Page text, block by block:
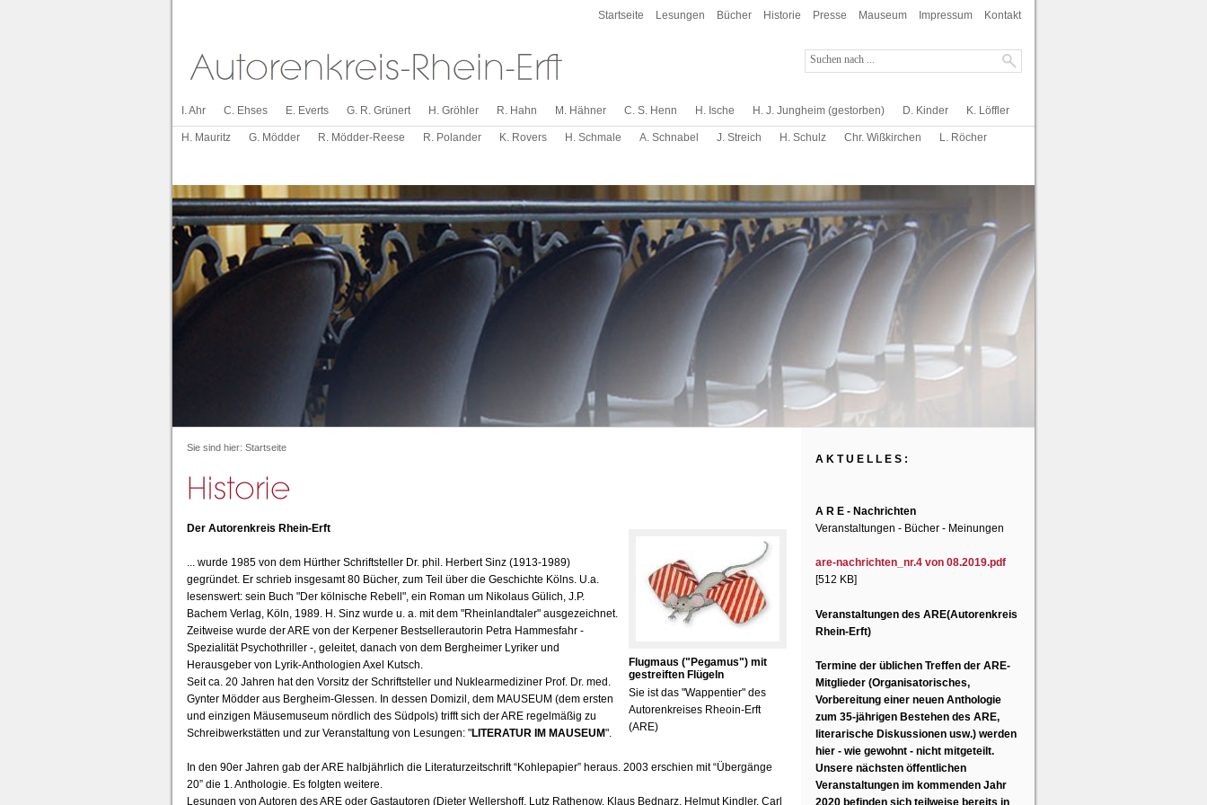
Startseite Lesungen Bücher Historie Presse Mauseum Impressum Kontakt
I. Ahr C. Ehses E. Everts G. R. Grünert H. Gröhler R. Hahn M. Hähner C. S. Henn H. Ische H. J. Jungheim (gestorben) D. Kinder K. Löffler
H. Mauritz G. Mödder R. Mödder-Reese R. Polander K. Rovers H. Schmale A. Schnabel J. Streich H. Schulz Chr. Wißkirchen L. Röcher
Sie sind hier: Startseite
Flugmaus ("Pegamus") mit
gestreiften Flügeln
Sie ist das "Wappentier" des
Autorenkreises Rheoin-Erft
(ARE)
Der Autorenkreis Rhein-Erft
... wurde 1985 von dem Hürther Schriftsteller Dr. phil. Herbert Sinz (1913-1989)
gegründet. Er schrieb insgesamt 80 Bücher, zum Teil über die Geschichte Kölns. U.a.
lesenswert: sein Buch "Der kölnische Rebell", ein Roman um Nikolaus Gülich, J.P.
Bachem Verlag, Köln, 1989. H. Sinz wurde u. a. mit dem "Rheinlandtaler" ausgezeichnet.
Zeitweise wurde der ARE von der Kerpener Bestsellerautorin Petra Hammesfahr -
Spezialität Psychothriller -, geleitet, danach von dem Bergheimer Lyriker und
Herausgeber von Lyrik-Anthologien Axel Kutsch.
Seit ca. 20 Jahren hat den Vorsitz der Schriftsteller und Nuklearmediziner Prof. Dr. med.
Gynter Mödder aus Bergheim-Glessen. In dessen Domizil, dem MAUSEUM (dem ersten
und einzigen Mäusemuseum nördlich des Südpols) trifft sich der ARE regelmäßig zu
Schreibwerkstätten und zur Veranstaltung von Lesungen: "LITERATUR IM MAUSEUM".
In den 90er Jahren gab der ARE halbjährlich die Literaturzeitschrift “Kohlepapier” heraus. 2003 erschien mit “Übergänge
20” die 1. Anthologie. Es folgten weitere.
Lesungen von Autoren des ARE oder Gastautoren (Dieter Wellershoff, Lutz Rathenow, Klaus Bednarz, Helmut Kindler, Carl
A K T U E L L E S :
A R E - Nachrichten
Veranstaltungen - Bücher - Meinungen
are-nachrichten_nr.4 von 08.2019.pdf
[512 KB]
Veranstaltungen des ARE(Autorenkreis
Rhein-Erft)
Termine der üblichen Treffen der ARE-
Mitglieder (Organisatorisches,
Vorbereitung einer neuen Anthologie
zum 35-jährigen Bestehen des ARE,
literarische Diskussionen usw.) werden
hier - wie gewohnt - nicht mitgeteilt.
Unsere nächsten öffentlichen
Veranstaltungen im kommenden Jahr
2020 befinden sich teilweise bereits in